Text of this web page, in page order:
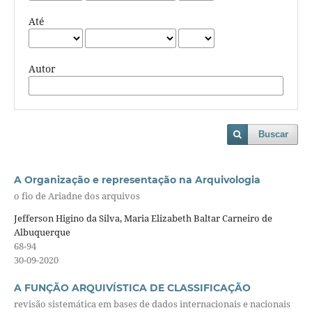
Até
Autor
Buscar
A Organização e representação na Arquivologia
o fio de Ariadne dos arquivos
Jefferson Higino da Silva, Maria Elizabeth Baltar Carneiro de
Albuquerque
68-94
30-09-2020
A FUNÇÃO ARQUIVÍSTICA DE CLASSIFICAÇÃO
revisão sistemática em bases de dados internacionais e nacionais